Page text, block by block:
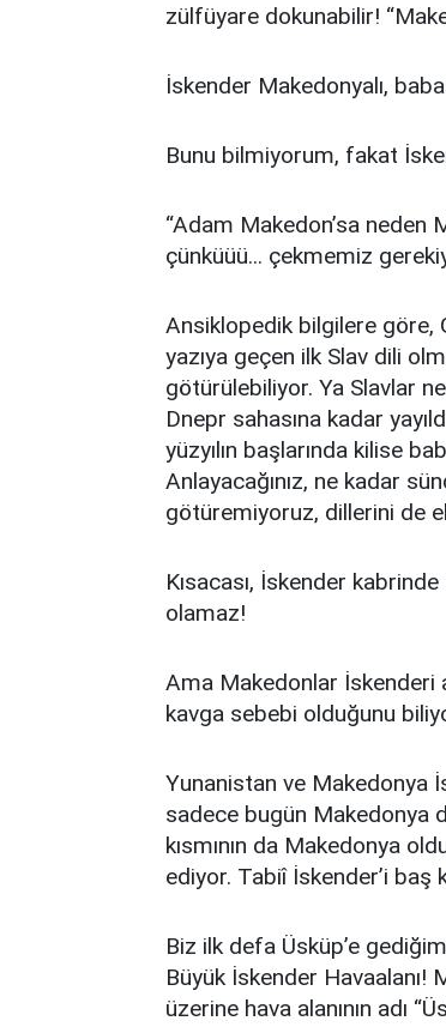
zülfüyare dokunabilir!
İskender Makedonyalı,
Bunu bilmiyorum, fakat
“Adam Makedon’sa neden
çünküüü... çekmemiz
Ansiklopedik bilgilere göre,
yazıya geçen ilk Slav dili
götürülebiliyor. Ya Slavlar
Dnepr sahasına kadar
yüzyılın başlarında kilise
Anlayacağınız, ne kadar
götüremiyoruz, dillerini de
Kısacası, İskender
olamaz!
Ama Makedonlar İskenderi
kavga sebebi olduğunu
Yunanistan ve Makedonya
sadece bugün Makedonya
kısmının da Makedonya
ediyor. Tabiî İskender’i baş
Biz ilk defa Üsküp’e
Büyük İskender Havaalanı!
üzerine hava alanının adı